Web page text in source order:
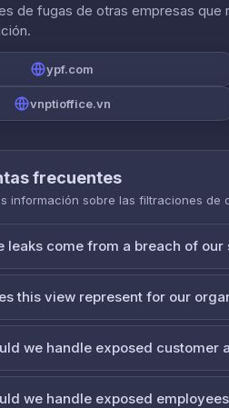
de fugas de otras empresas que
ypf.com
vnptioffice.vn
frecuentes
información sobre las filtraciones de
leaks come from a breach of our
this view represent for our
we handle exposed customer
we handle exposed